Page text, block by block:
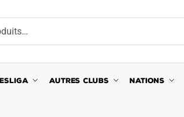
AUTRES CLUBS NATIONS